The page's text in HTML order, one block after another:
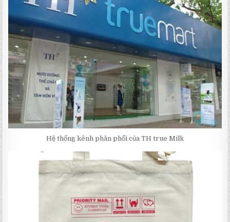
Hệ thống kênh phân phối của TH true Milk